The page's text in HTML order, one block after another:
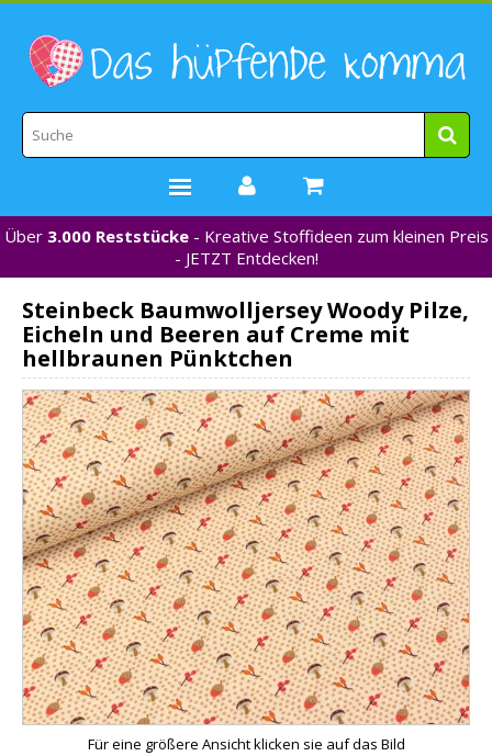
STOFFE
WEBBÄNDER
MARKEN
*NEU*
NÄHZUBEHÖR
GUTSCHEINE
% REDUZIERT %
KONTAKT
Über 3.000 Reststücke- Kreative Stoffideen zum kleinen Preis
- JETZT Entdecken!
Steinbeck Baumwolljersey Woody Pilze,
Eicheln und Beeren auf Creme mit
hellbraunen Pünktchen
Für eine größere Ansicht klicken sie auf das Bild